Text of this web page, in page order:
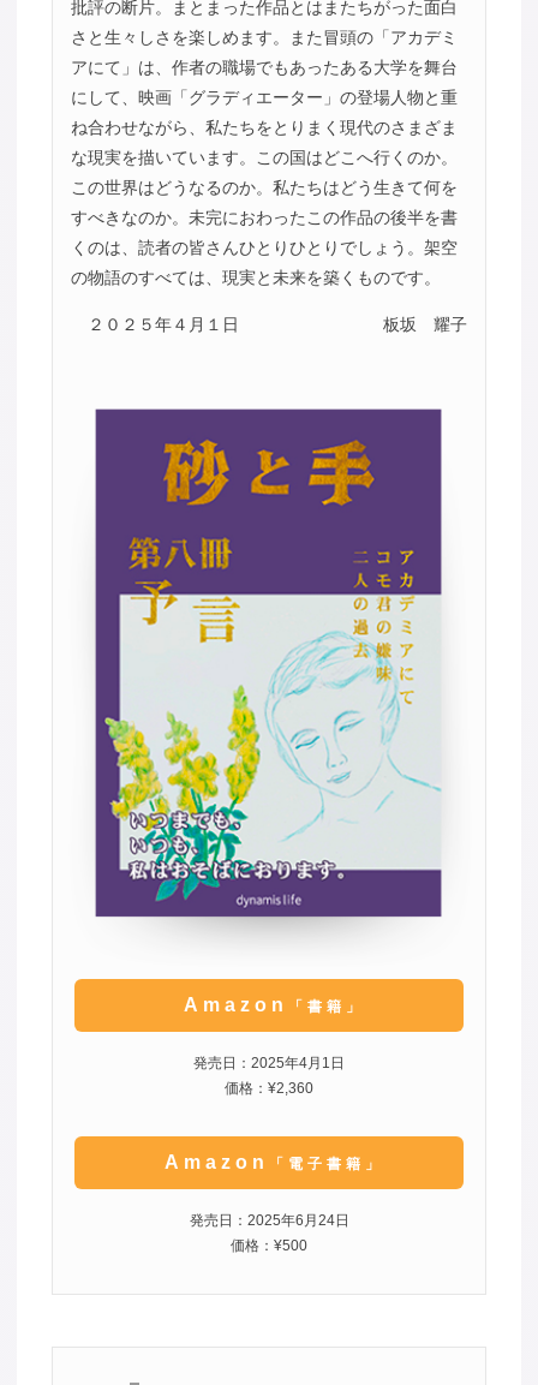
批評の断片。まとまった作品とはまたちがった面白
さと生々しさを楽しめます。また冒頭の「アカデミ
アにて」は、作者の職場でもあったある大学を舞台
にして、映画「グラディエーター」の登場人物と重
ね合わせながら、私たちをとりまく現代のさまざま
な現実を描いています。この国はどこへ行くのか。
この世界はどうなるのか。私たちはどう生きて何を
すべきなのか。未完におわったこの作品の後半を書
くのは、読者の皆さんひとりひとりでしょう。架空
の物語のすべては、現実と未来を築くものです。
２０２５年４月１日 板坂 耀子
Amazon 「書籍」
発売日：2025年4月1日
価格：¥2,360
Amazon 「電子書籍」
発売日：2025年6月24日
価格：¥500